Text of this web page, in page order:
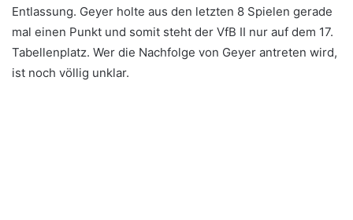
Entlassung. Geyer holte aus den letzten 8 Spielen gerade
mal einen Punkt und somit steht der VfB II nur auf dem 17.
Tabellenplatz. Wer die Nachfolge von Geyer antreten wird,
ist noch völlig unklar.